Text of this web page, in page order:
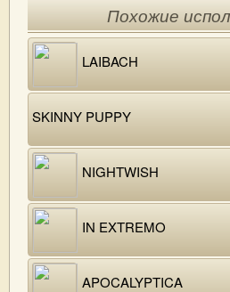
Похожие
LAIBACH
SKINNY PUPPY
NIGHTWISH
IN EXTREMO
APOCALYPTICA